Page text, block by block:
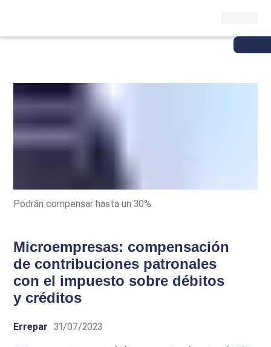
Podrán compensar hasta un 30%
Microempresas: compensación
de contribuciones patronales
con el impuesto sobre débitos
y créditos
Errepar 31/07/2023